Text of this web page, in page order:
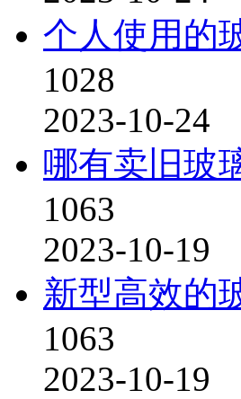
个人使用的
1028
2023-10-24
哪有卖旧玻
1063
2023-10-19
新型高效的
1063
2023-10-19